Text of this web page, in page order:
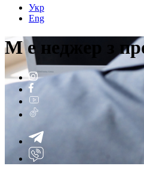
Укр
Eng
Ме неджер з